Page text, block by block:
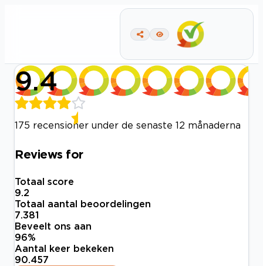
9.4
175 recensioner under de senaste 12 månaderna
Reviews for
Totaal score
9.2
Totaal aantal beoordelingen
7.381
Beveelt ons aan
96%
Aantal keer bekeken
90.457